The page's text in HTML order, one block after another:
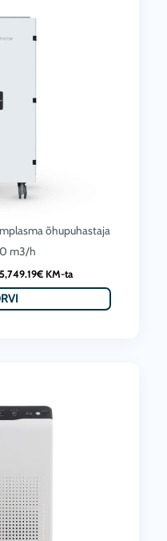
õhupuhastaja
m3/h
5,749.19€KM-ta